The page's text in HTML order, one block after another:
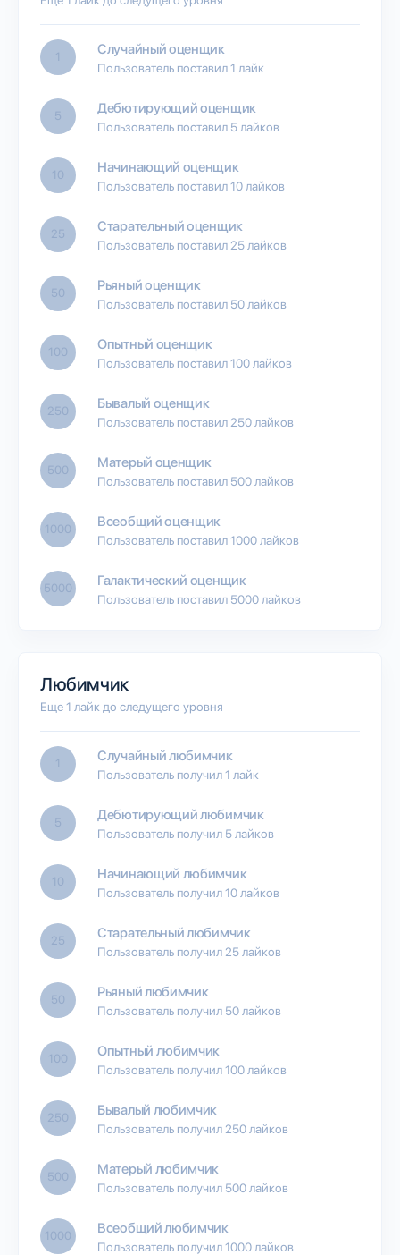
1 Случайный оценщик
Пользователь поставил 1 лайк
5 Дебютирующий оценщик
Пользователь поставил 5 лайков
10 Начинающий оценщик
Пользователь поставил 10 лайков
25 Старательный оценщик
Пользователь поставил 25 лайков
50 Рьяный оценщик
Пользователь поставил 50 лайков
100 Опытный оценщик
Пользователь поставил 100 лайков
250 Бывалый оценщик
Пользователь поставил 250 лайков
500 Матерый оценщик
Пользователь поставил 500 лайков
1000 Всеобщий оценщик
Пользователь поставил 1000 лайков
5000 Галактический оценщик
Пользователь поставил 5000 лайков
Любимчик
Еще 1 лайк до следущего уровня
1 Случайный любимчик
Пользователь получил 1 лайк
5 Дебютирующий любимчик
Пользователь получил 5 лайков
10 Начинающий любимчик
Пользователь получил 10 лайков
25 Старательный любимчик
Пользователь получил 25 лайков
50 Рьяный любимчик
Пользователь получил 50 лайков
100 Опытный любимчик
Пользователь получил 100 лайков
250 Бывалый любимчик
Пользователь получил 250 лайков
500 Матерый любимчик
Пользователь получил 500 лайков
1000 Всеобщий любимчик
Пользователь получил 1000 лайков